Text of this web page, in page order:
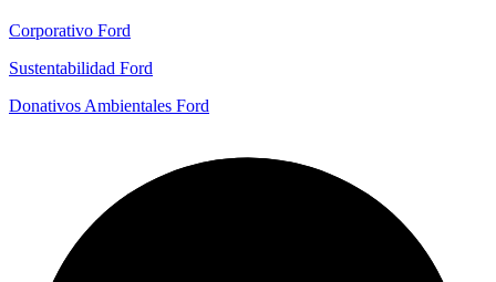
Corporativo Ford
Sustentabilidad Ford
Donativos Ambientales Ford